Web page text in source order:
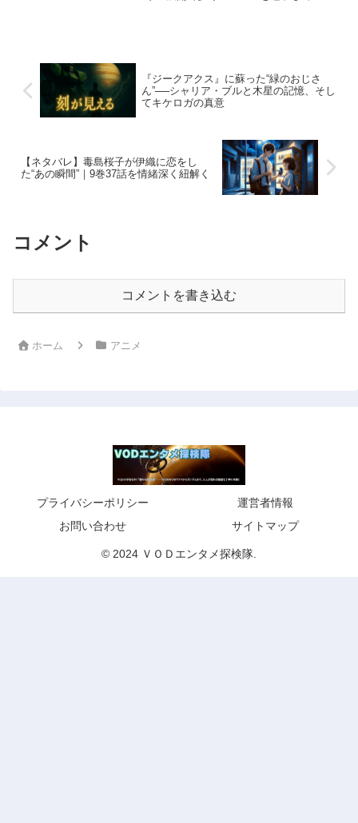
『ジークアクス』に蘇った“緑のおじさ
ん”──シャリア・ブルと木星の記憶、そし
てキケロガの真意
【ネタバレ】毒島桜子が伊織に恋をし
た“あの瞬間”｜9巻37話を情緒深く紐解く
コメント
コメントを書き込む
ホーム アニメ
プライバシーポリシー
運営者情報
お問い合わせ
サイトマップ
© 2024 ＶＯＤエンタメ探検隊.